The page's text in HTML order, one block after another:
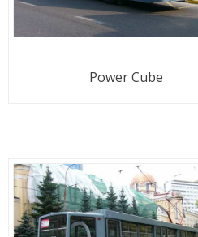
Power Cube